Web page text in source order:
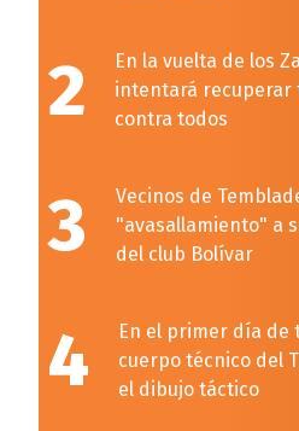
2
En la vuelta de los
intentará recuperar
contra todos
3
Vecinos de
"avasallamiento" a
del club Bolívar
4
En el primer día de
cuerpo técnico del
el dibujo táctico